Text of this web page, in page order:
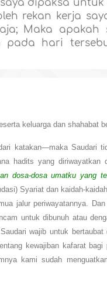
dipaksa untuk
rekan kerja
Maka apakah
pada hari
keluarga dan shahabat
katakan—maka Saudari
hadits yang diriwayatkan
dosa-dosa umatku yang
Syariat dan kaidah-
jalur periwayatannya.
untuk dibunuh atau
wajib untuk bertaubat
kewajiban kafarat bagi
kami sudah